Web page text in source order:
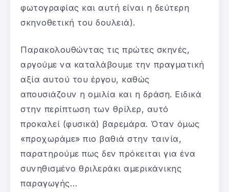
φωτογραφίας και αυτή είναι η δεύτερη
σκηνοθετική του δουλειά).
Παρακολουθώντας τις πρώτες σκηνές,
αργούμε να καταλάβουμε την πραγματική
αξία αυτού του έργου, καθώς
απουσιάζουν η ομιλία και η δράση. Ειδικά
στην περίπτωση των θρίλερ, αυτό
προκαλεί (φυσικά) βαρεμάρα. Όταν όμως
«προχωράμε» πιο βαθιά στην ταινία,
παρατηρούμε πως δεν πρόκειται για ένα
συνηθισμένο θριλεράκι αμερικάνικης
παραγωγής…